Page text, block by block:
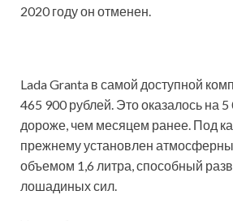
2020 году он отменен.
Lada Granta в самой доступной
465 900 рублей. Это оказалось на 5
дороже, чем месяцем ранее. Под
прежнему установлен
объемом 1,6 литра, способный
лошадиных сил.